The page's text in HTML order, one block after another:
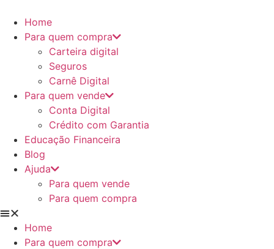
para
conteúdo
Home
Para quem compra
Carteira digital
Seguros
Carnê Digital
Para quem vende
Conta Digital
Crédito com Garantia
Educação Financeira
Blog
Ajuda
Para quem vende
Para quem compra
Home
Para quem compra